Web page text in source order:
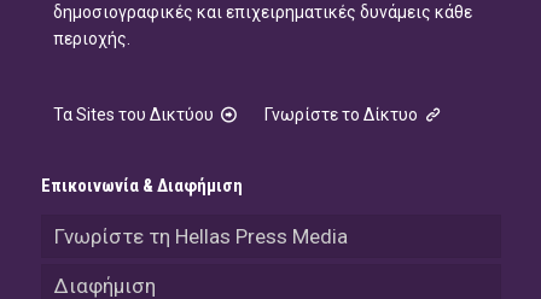
δημοσιογραφικές και επιχειρηματικές δυνάμεις κάθε
περιοχής.
Τα Sites του Δικτύου Γνωρίστε το Δίκτυο
Επικοινωνία & Διαφήμιση
Γνωρίστε τη Hellas Press Media
Διαφήμιση